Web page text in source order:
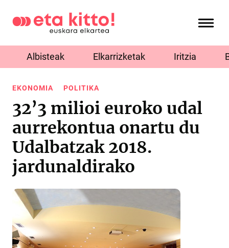
Albisteak Elkarrizketak Iritzia
EKONOMIA POLITIKA
32’3 milioi euroko udal
aurrekontua onartu du
Udalbatzak 2018.
jardunaldirako